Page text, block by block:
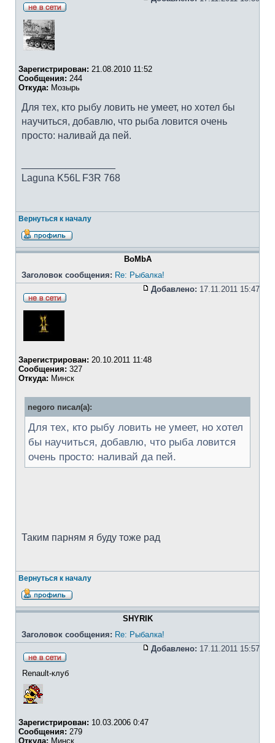
Зарегистрирован: 21.08.2010 11:52
Сообщения: 244
Откуда: Мозырь
Для тех, кто рыбу ловить не умеет, но хотел бы
научиться, добавлю, что рыба ловится очень
просто: наливай да пей.
Laguna K56L F3R 768
Вернуться к началу
BoMbA
Заголовок сообщения: Re: Рыбалка!
Добавлено: 17.11.2011 15:47
Зарегистрирован: 20.10.2011 11:48
Сообщения: 327
Откуда: Минск
negoro писал(а):
Для тех, кто рыбу ловить не умеет, но хотел
бы научиться, добавлю, что рыба ловится
очень просто: наливай да пей.
Таким парням я буду тоже рад
Вернуться к началу
SHYRIK
Заголовок сообщения: Re: Рыбалка!
Добавлено: 17.11.2011 15:57
Renault-клуб
Зарегистрирован: 10.03.2006 0:47
Сообщения: 279
Откуда: Минск